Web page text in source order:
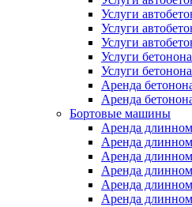
Услуги
Услуги
Услуги
Услуги
Услуги
Аренда
Аренда
Бортовые машины
Аренда
Аренда
Аренда
Аренда
Аренда
Аренда